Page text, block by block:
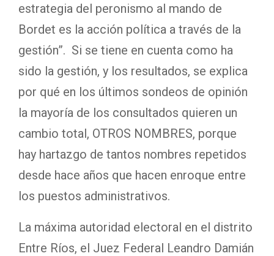
estrategia del peronismo al mando de
Bordet es la acción política a través de la
gestión”. Si se tiene en cuenta como ha
sido la gestión, y los resultados, se explica
por qué en los últimos sondeos de opinión
la mayoría de los consultados quieren un
cambio total, OTROS NOMBRES, porque
hay hartazgo de tantos nombres repetidos
desde hace años que hacen enroque entre
los puestos administrativos.
La máxima autoridad electoral en el distrito
Entre Ríos, el Juez Federal Leandro Damián